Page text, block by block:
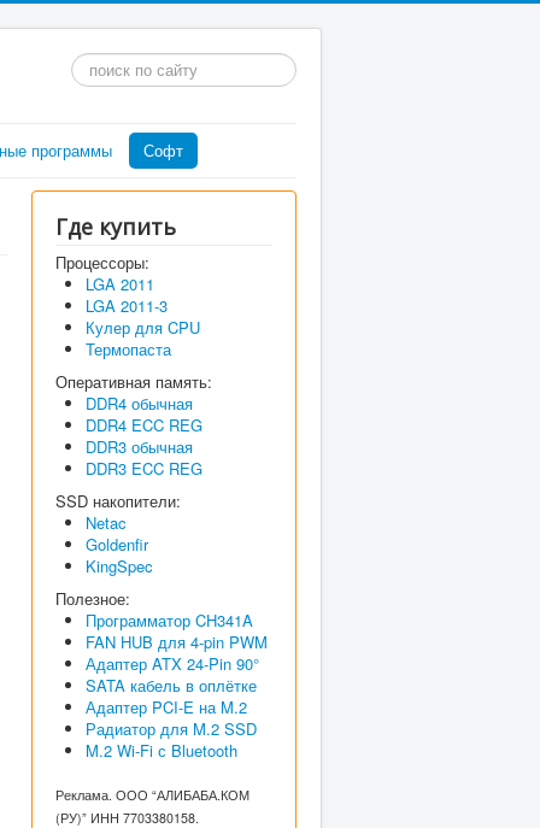
Искать...
программы Софт
Где купить
Процессоры:
LGA 2011
LGA 2011-3
Кулер для CPU
Термопаста
Оперативная память:
DDR4 обычная
DDR4 ECC REG
DDR3 обычная
DDR3 ECC REG
SSD накопители:
Netac
Goldenfir
KingSpec
Полезное:
Программатор CH341A
FAN HUB для 4-pin PWM
Адаптер ATX 24-Pin 90°
SATA кабель в оплётке
Адаптер PCI-E на M.2
Радиатор для M.2 SSD
M.2 Wi-Fi с Bluetooth
Реклама. ООО “АЛИБАБА.КОМ
(РУ)” ИНН 7703380158.